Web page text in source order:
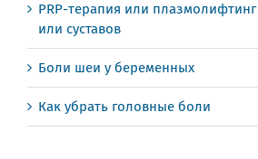
PRP-терапия или
или суставов
Боли шеи у беременных
Как убрать головные боли